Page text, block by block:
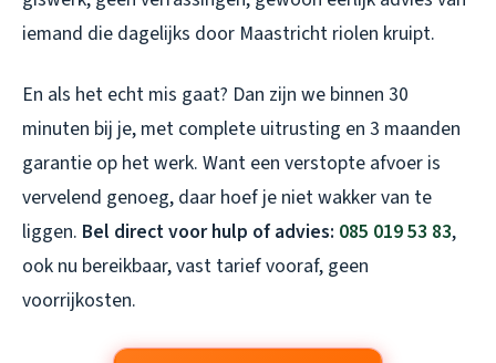
iemand die dagelijks door Maastricht riolen kruipt.
En als het echt mis gaat? Dan zijn we binnen 30
minuten bij je, met complete uitrusting en 3 maanden
garantie op het werk. Want een verstopte afvoer is
vervelend genoeg, daar hoef je niet wakker van te
liggen. Bel direct voor hulp of advies: 085 019 53 83,
ook nu bereikbaar, vast tarief vooraf, geen
voorrijkosten.